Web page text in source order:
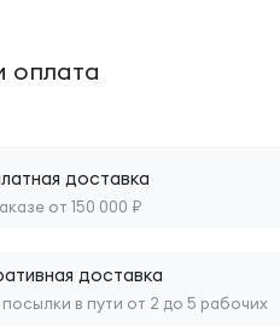
оплата
доставка
от 150 000 ₽
доставка
в пути от 2 до 5 рабочих